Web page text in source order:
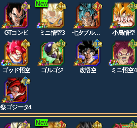
GTコンビ
New
ミニ悟空3
七夕ブルー
コンビ
小鳥悟空
ゴッド悟空 ゴルゴジ 改悟空 ミニ悟空4
祭ゴジータ4
New